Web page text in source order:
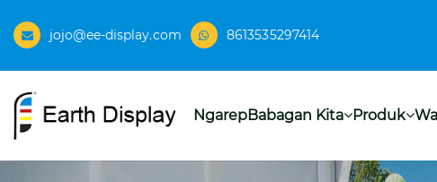
jojo@ee-display.com 8613535297414
NgarepBabagan Kita Produk